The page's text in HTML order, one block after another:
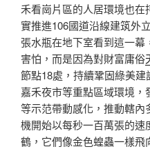
禾看崗片區的人居環境也
實推進106國道沿線建筑外
張水瓶在地下室看到這一
害怕，而是因為對財富庸俗
節點18處，持續鞏固綠美
嘉禾夜市等重點區域環境
等示范帶動感化，推動轄
機開始以每秒一百萬張的速
鶴，它們像金色蝗蟲一樣飛